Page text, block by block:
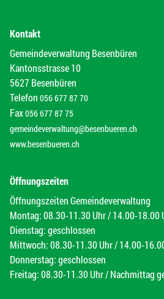
Kontakt
Gemeindeverwaltung Besenbüren
Kantonsstrasse 10
5627 Besenbüren
Telefon 056 677 87 70
Fax056 677 87 75
gemeindeverwaltung@besenbueren.ch
www.besenbueren.ch
Öffnungszeiten
Öffnungszeiten Gemeindeverwaltung
Montag: 08.30-11.30 Uhr / 14.00-18.00
Dienstag: geschlossen
Mittwoch: 08.30-11.30 Uhr / 14.00-
Donnerstag: geschlossen
Freitag: 08.30-11.30 Uhr / Nachmittag